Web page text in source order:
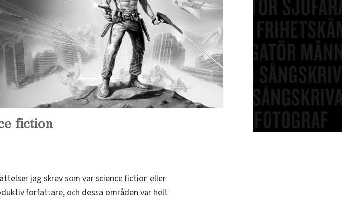
fiction
jag skrev som var science fiction eller
författare, och dessa områden var helt